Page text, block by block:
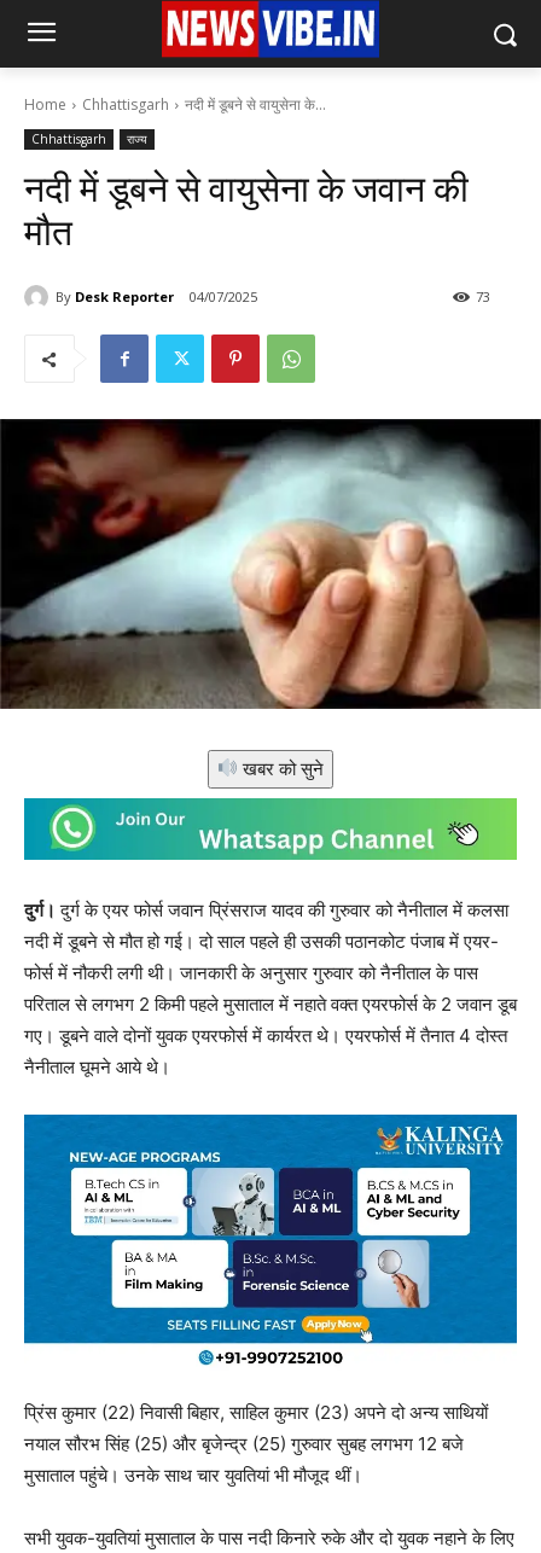
Home Chhattisgarh नदी में डूबने से वायुसेना के...
Chhattisgarh राज्य
नदी में डूबने से वायुसेना के जवान की
मौत
By Desk Reporter 04/07/2025 73
खबर को सुने
दुर्ग। दुर्ग के एयर फोर्स जवान प्रिंसराज यादव की गुरुवार को नैनीताल में कलसा
नदी में डूबने से मौत हो गई। दो साल पहले ही उसकी पठानकोट पंजाब में एयर-
फोर्स में नौकरी लगी थी। जानकारी के अनुसार गुरुवार को नैनीताल के पास
परिताल से लगभग 2 किमी पहले मुसाताल में नहाते वक्त एयरफोर्स के 2 जवान डूब
गए। डूबने वाले दोनों युवक एयरफोर्स में कार्यरत थे। एयरफोर्स में तैनात 4 दोस्त
नैनीताल घूमने आये थे।
प्रिंस कुमार (22) निवासी बिहार, साहिल कुमार (23) अपने दो अन्य साथियों
नयाल सौरभ सिंह (25) और बृजेन्द्र (25) गुरुवार सुबह लगभग 12 बजे
मुसाताल पहुंचे। उनके साथ चार युवतियां भी मौजूद थीं।
सभी युवक-युवतियां मुसाताल के पास नदी किनारे रुके और दो युवक नहाने के लिए